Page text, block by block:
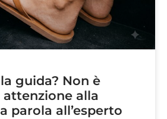
guida? Non è
alla
parola all’esperto